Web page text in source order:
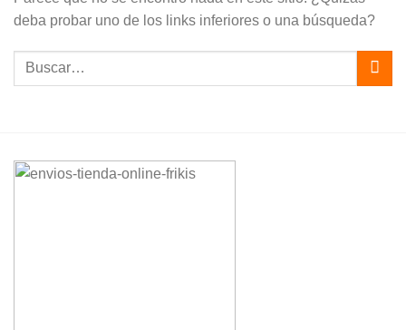
deba probar uno de los links inferiores o una búsqueda?